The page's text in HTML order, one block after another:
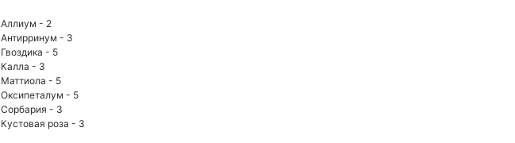
Аллиум - 2
Антирринум - 3
Гвоздика - 5
Калла - 3
Маттиола - 5
Оксипеталум - 5
Сорбария - 3
Кустовая роза - 3